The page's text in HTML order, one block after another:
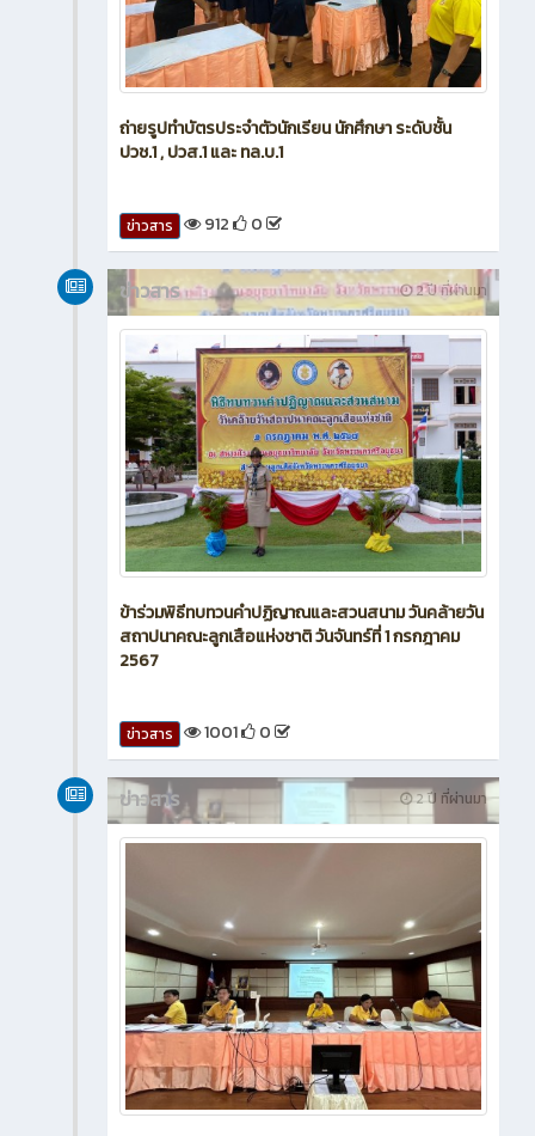
ถ่ายรูปทำบัตรประจำตัวนักเรียน นักศึกษา ระดับชั้น
ปวช.1 , ปวส.1 และ ทล.บ.1
ข่าวสาร 912 0
2 ปี ที่ผ่านมา
ข่าวสาร
ข้าร่วมพิธีทบทวนคำปฏิญาณและสวนสนาม วันคล้ายวัน
สถาปนาคณะลูกเสือแห่งชาติ วันจันทร์ที่ 1 กรกฎาคม
2567
ข่าวสาร 1001 0
2 ปี ที่ผ่านมา
ข่าวสาร